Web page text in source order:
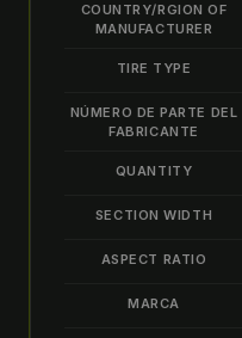
COUNTRY/RGION OF
MANUFACTURER
TIRE TYPE
NÚMERO DE PARTE DEL
FABRICANTE
QUANTITY
SECTION WIDTH
ASPECT RATIO
MARCA